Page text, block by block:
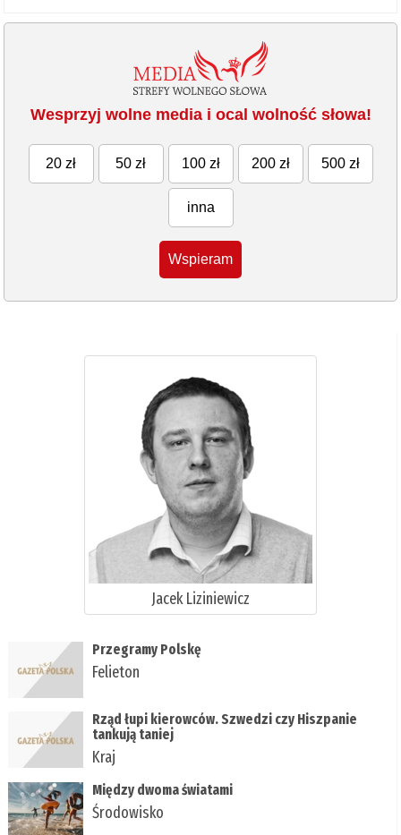
Wesprzyj wolne media i ocal wolność słowa!
20 zł 50 zł 100 zł 200 zł 500 zł
inna
Wspieram
Jacek Liziniewicz
Przegramy Polskę
Felieton
Rząd łupi kierowców. Szwedzi czy Hiszpanie
tankują taniej
Kraj
Między dwoma światami
Środowisko